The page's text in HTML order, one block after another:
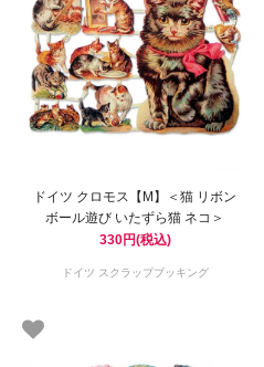
ドイツ クロモス【M】＜猫 リボン
ボール遊び いたずら猫 ネコ＞
330円(税込)
ドイツ スクラップブッキング